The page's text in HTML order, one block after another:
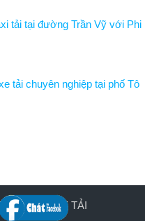
tải tại đường Trần Vỹ với Phi
tải chuyên nghiệp tại phố Tô
THUÊ XE TẢI